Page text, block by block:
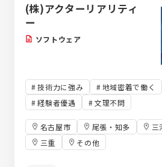
(株)アクターリアリティ
ー
ソフトウェア
技術力に強み 地域密着で働く
経験者優遇
文理不問
名古屋市 尾張・知多 三
三重
その他